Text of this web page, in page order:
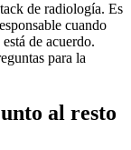
de radiología. Es
cuando
de acuerdo.
para la
al resto